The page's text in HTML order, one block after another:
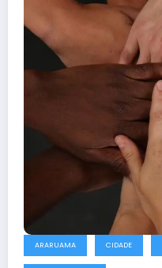
ARARUAMA CIDADE